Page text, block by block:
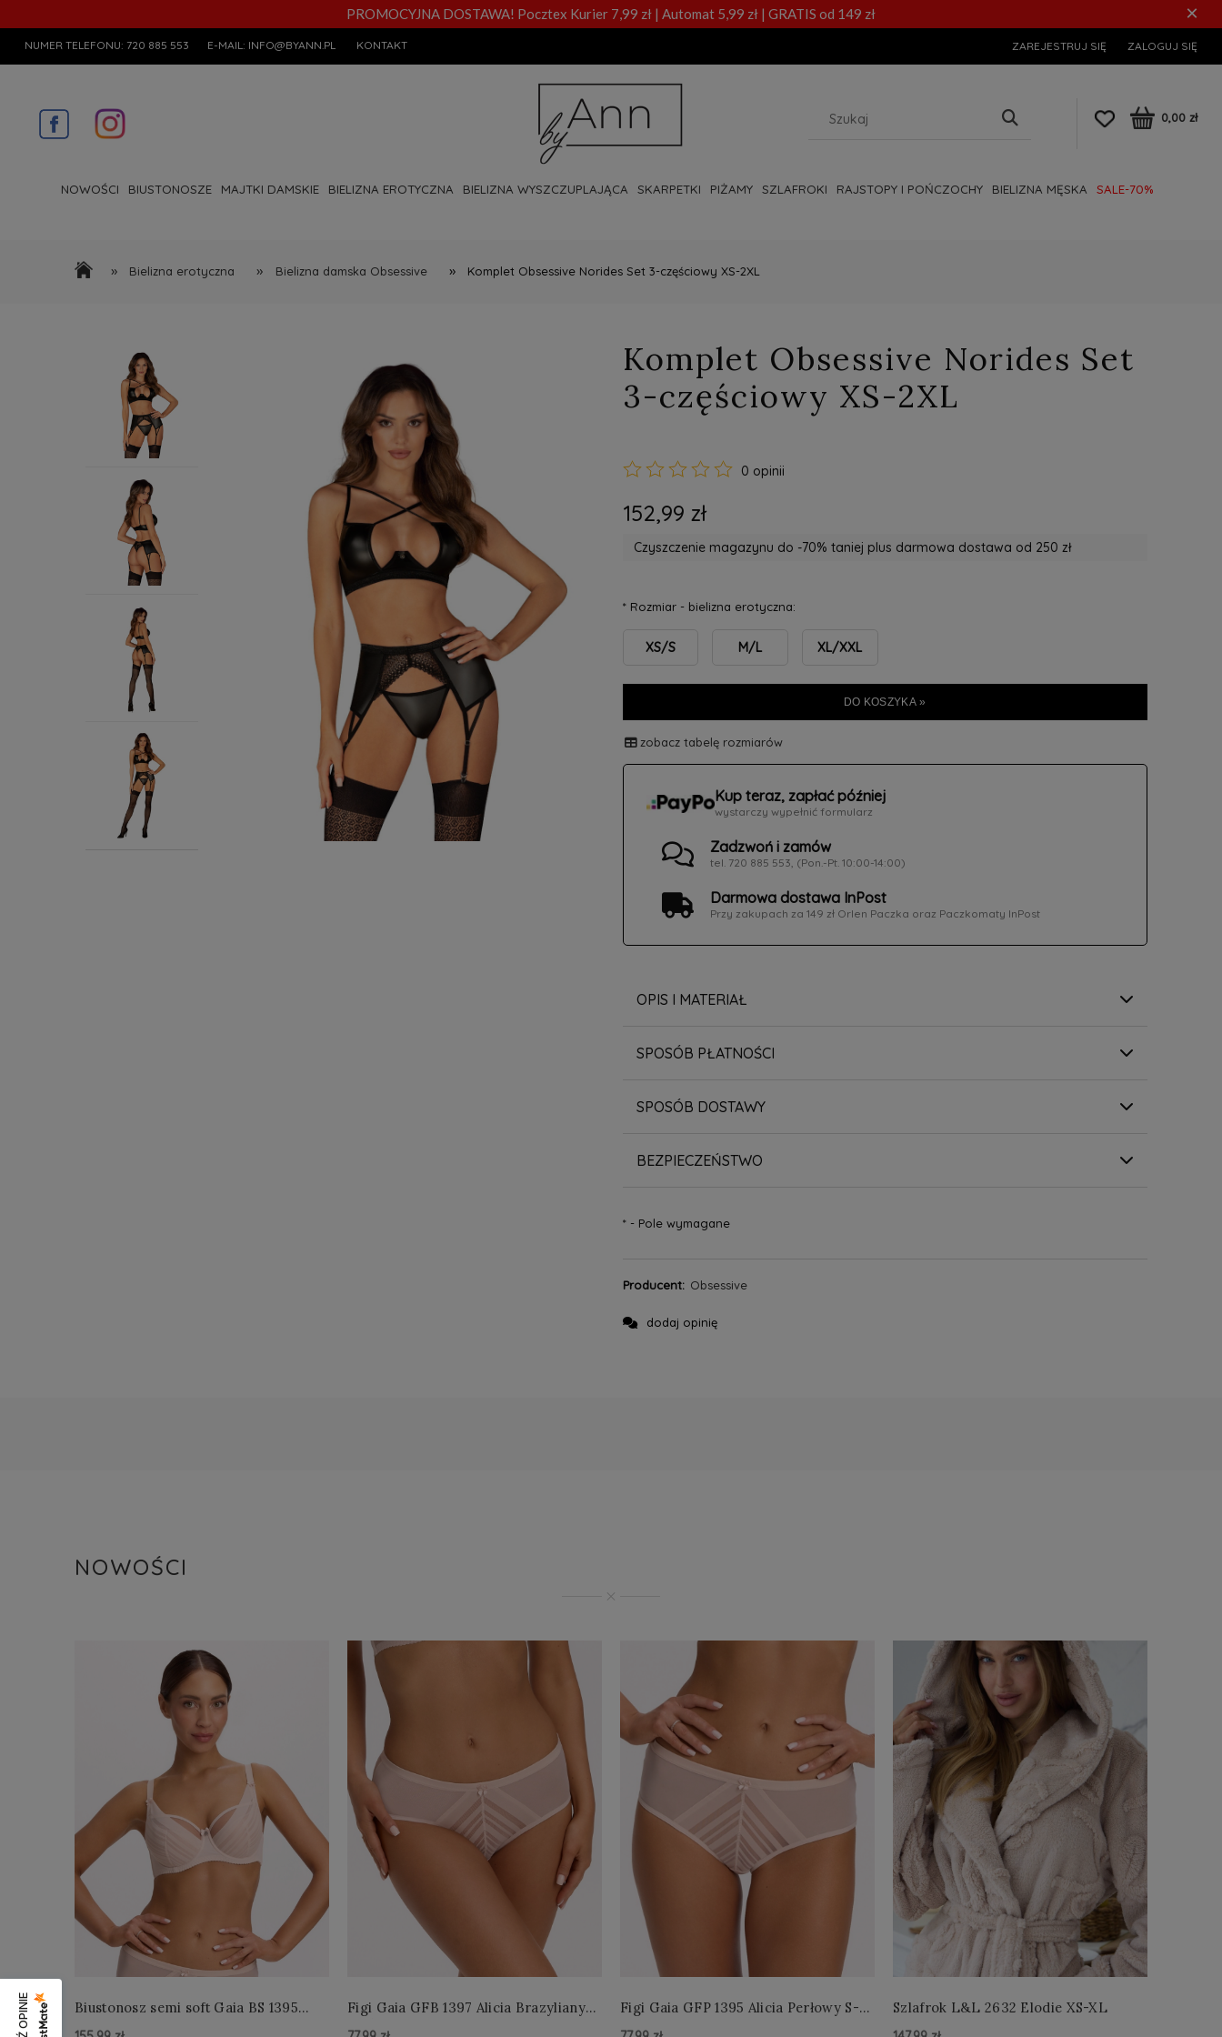
PROMOCYJNA DOSTAWA! Pocztex Kurier 7,99 zł | Automat 5,99 zł | GRATIS od 149 zł ×
NUMER TELEFONU: 720 885 553 E-MAIL: INFO@BYANN.PL KONTAKT ZAREJESTRUJ SIĘ ZALOGUJ SIĘ
0,00 zł
NOWOŚCI BIUSTONOSZE MAJTKI DAMSKIE BIELIZNA EROTYCZNA BIELIZNA WYSZCZUPLAJĄCA SKARPETKI PIŻAMY SZLAFROKI RAJSTOPY I POŃCZOCHY BIELIZNA MĘSKA SALE-70%
» Bielizna erotyczna » Bielizna damska Obsessive » Komplet Obsessive Norides Set 3-częściowy XS-2XL
Komplet Obsessive Norides Set
3-częściowy XS-2XL
0 opinii
152,99 zł
Czyszczenie magazynu do -70% taniej plus darmowa dostawa od 250 zł
*Rozmiar - bielizna erotyczna:
XS/S M/L XL/XXL
DO KOSZYKA »
zobacz tabelę rozmiarów
Kup teraz, zapłać później
wystarczy wypełnić formularz
Zadzwoń i zamów
tel. 720 885 553, (Pon.-Pt. 10:00-14:00)
Darmowa dostawa InPost
Przy zakupach za 149 zł Orlen Paczka oraz Paczkomaty InPost
OPIS I MATERIAŁ
SPOSÓB PŁATNOŚCI
SPOSÓB DOSTAWY
BEZPIECZEŃSTWO
*- Pole wymagane
Producent: Obsessive
dodaj opinię
NOWOŚCI
Biustonosz semi soft Gaia BS 1395
Figi Gaia GFB 1397 Alicia Brazyliany
Figi Gaia GFP 1395 Alicia Perłowy S-
Szlafrok L&L 2632 Elodie XS-XL